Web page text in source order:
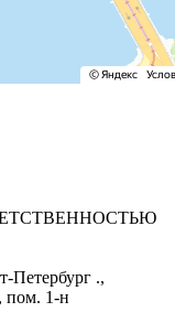
Петербург .,
пом. 1-н